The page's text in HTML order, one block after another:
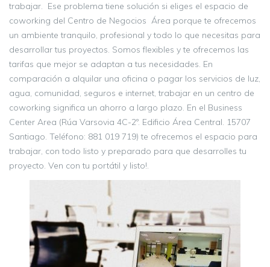
trabajar. Ese problema tiene solución si eliges el espacio de
coworking del Centro de Negocios Área porque te ofrecemos
un ambiente tranquilo, profesional y todo lo que necesitas para
desarrollar tus proyectos. Somos flexibles y te ofrecemos las
tarifas que mejor se adaptan a tus necesidades. En
comparación a alquilar una oficina o pagar los servicios de luz,
agua, comunidad, seguros e internet, trabajar en un centro de
coworking significa un ahorro a largo plazo. En el Business
Center Area (Rúa Varsovia 4C-2º. Edificio Área Central. 15707
Santiago. Teléfono: 881 019 719) te ofrecemos el espacio para
trabajar, con todo listo y preparado para que desarrolles tu
proyecto. Ven con tu portátil y listo!.